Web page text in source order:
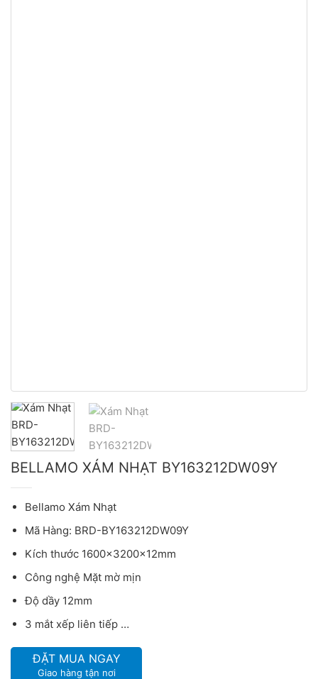
BELLAMO XÁM NHẠT BY163212DW09Y
Bellamo Xám Nhạt
Mã Hàng: BRD-BY163212DW09Y
Kích thước 1600x3200x12mm
Công nghệ Mặt mờ mịn
Độ dầy 12mm
3 mắt xếp liên tiếp …
ĐẶT MUA NGAY
Giao hàng tận nơi